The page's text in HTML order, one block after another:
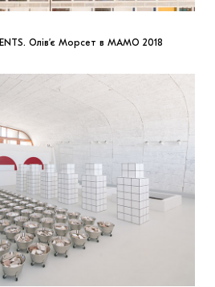
Олів’є Морсет в MAMO 2018